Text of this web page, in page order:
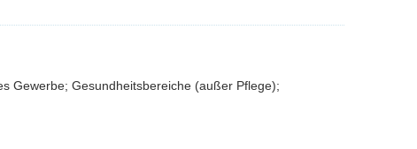
Gewerbe; Gesundheitsbereiche (außer Pflege);